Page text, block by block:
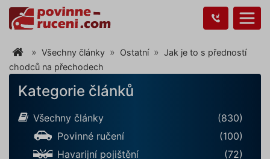
Všechny články Ostatní
Jak je to s předností
chodců na přechodech
Kategorie článků
Všechny články
(830)
Povinné ručení
(100)
Havarijní pojištění
(72)